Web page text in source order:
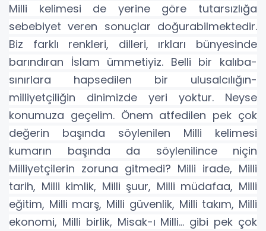
Milli kelimesi de yerine göre tutarsızlığa
sebebiyet veren sonuçlar doğurabilmektedir.
Biz farklı renkleri, dilleri, ırkları bünyesinde
barındıran İslam ümmetiyiz. Belli bir kalıba-
sınırlara hapsedilen bir ulusalcılığın-
milliyetçiliğin dinimizde yeri yoktur. Neyse
konumuza geçelim. Önem atfedilen pek çok
değerin başında söylenilen Milli kelimesi
kumarın başında da söylenilince niçin
Milliyetçilerin zoruna gitmedi? Milli irade, Milli
tarih, Milli kimlik, Milli şuur, Milli müdafaa, Milli
eğitim, Milli marş, Milli güvenlik, Milli takım, Milli
ekonomi, Milli birlik, Misak-ı Milli… gibi pek çok